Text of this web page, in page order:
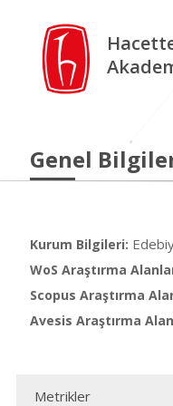
Genel
Kurum Bilgileri:
WoS Araştırma
Scopus Araştırma
Avesis Araştırma
Metrikler